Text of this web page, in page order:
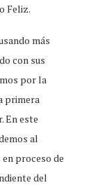
Feliz.
más
con sus
por la
primera
En este
al
proceso de
del